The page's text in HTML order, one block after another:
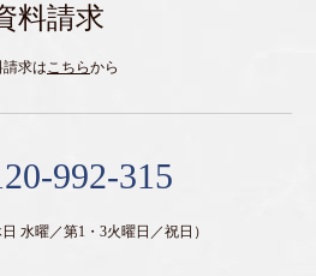
料請求
請求はこちらから
992-315
水曜／第1・3火曜日／祝日）